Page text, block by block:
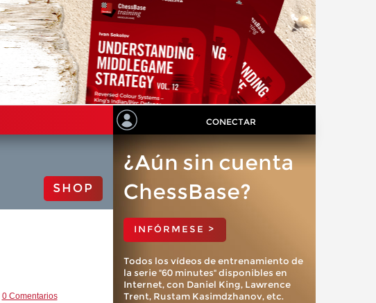
CONECTAR
SHOP
0 Comentarios
¿Aún sin cuenta
ChessBase?
INFÓRMESE >
Todos los vídeos de entrenamiento de
la serie "60 minutes" disponibles en
Internet, con Daniel King, Lawrence
Trent, Rustam Kasimdzhanov, etc.